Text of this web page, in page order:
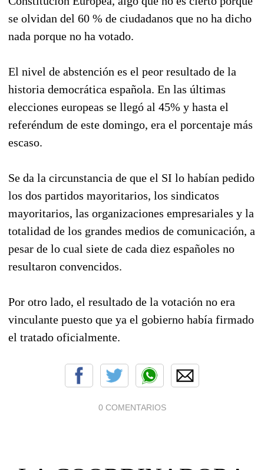
se olvidan del 60 % de ciudadanos que no ha dicho
nada porque no ha votado.
El nivel de abstención es el peor resultado de la
historia democrática española. En las últimas
elecciones europeas se llegó al 45% y hasta el
referéndum de este domingo, era el porcentaje más
escaso.
Se da la circunstancia de que el SI lo habían pedido
los dos partidos mayoritarios, los sindicatos
mayoritarios, las organizaciones empresariales y la
totalidad de los grandes medios de comunicación, a
pesar de lo cual siete de cada diez españoles no
resultaron convencidos.
Por otro lado, el resultado de la votación no era
vinculante puesto que ya el gobierno había firmado
el tratado oficialmente.
0 COMENTARIOS